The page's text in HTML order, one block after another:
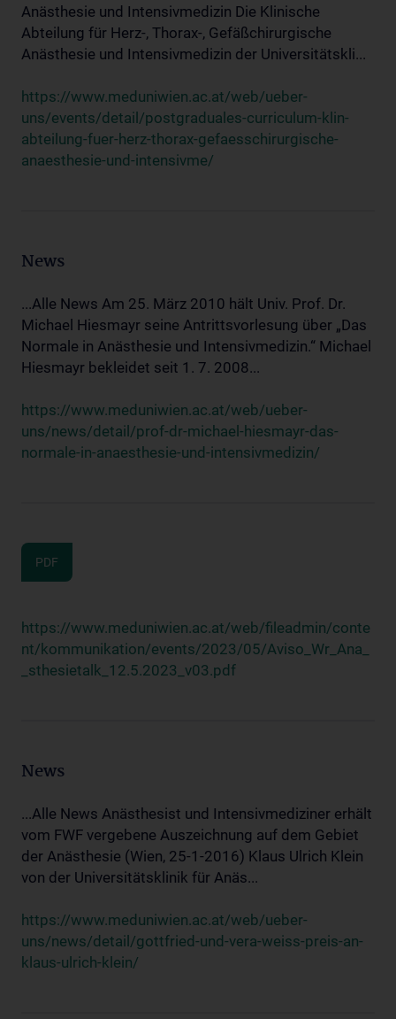
Anästhesie und Intensivmedizin Die Klinische
Abteilung für Herz-, Thorax-, Gefäßchirurgische
Anästhesie und Intensivmedizin der Universitätskli...
https://www.meduniwien.ac.at/web/ueber-
uns/events/detail/postgraduales-curriculum-klin-
abteilung-fuer-herz-thorax-gefaesschirurgische-
anaesthesie-und-intensivme/
News
...Alle News Am 25. März 2010 hält Univ. Prof. Dr.
Michael Hiesmayr seine Antrittsvorlesung über „Das
Normale in Anästhesie und Intensivmedizin.“ Michael
Hiesmayr bekleidet seit 1. 7. 2008...
https://www.meduniwien.ac.at/web/ueber-
uns/news/detail/prof-dr-michael-hiesmayr-das-
normale-in-anaesthesie-und-intensivmedizin/
PDF
https://www.meduniwien.ac.at/web/fileadmin/conte
nt/kommunikation/events/2023/05/Aviso_Wr_Ana_
_sthesietalk_12.5.2023_v03.pdf
News
...Alle News Anästhesist und Intensivmediziner erhält
vom FWF vergebene Auszeichnung auf dem Gebiet
der Anästhesie (Wien, 25-1-2016) Klaus Ulrich Klein
von der Universitätsklinik für Anäs...
https://www.meduniwien.ac.at/web/ueber-
uns/news/detail/gottfried-und-vera-weiss-preis-an-
klaus-ulrich-klein/